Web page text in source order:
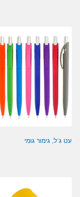
עט ג’ל, גימור גומי